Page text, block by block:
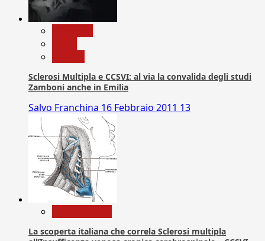
Sclerosi Multipla e CCSVI: al via la convalida degli studi
Zamboni anche in Emilia
Salvo Franchina 16 Febbraio 2011 13
La scoperta italiana che correla Sclerosi multipla